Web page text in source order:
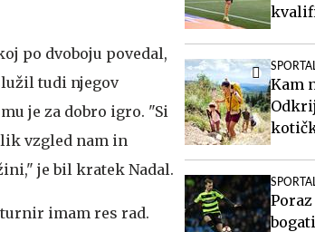
po dvoboju povedal,
tudi njegov
je za dobro igro. "Si
vzgled nam in
je bil kratek Nadal.
turnir imam res rad.
Kam